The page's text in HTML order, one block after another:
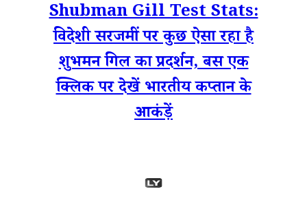
Shubman Gill Test Stats:
विदेशी सरजमीं पर कुछ ऐसा रहा है
शुभमन गिल का प्रदर्शन, बस एक
क्लिक पर देखें भारतीय कप्तान के
आकंड़ें